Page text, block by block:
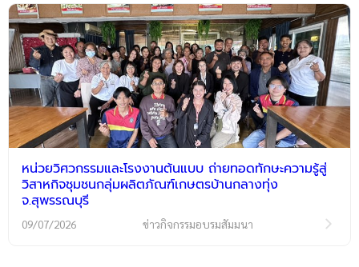
หน่วยวิศวกรรมและโรงงานต้นแบบ ถ่ายทอดทักษะความรู้สู่
วิสาหกิจชุมชนกลุ่มผลิตภัณฑ์เกษตรบ้านกลางทุ่ง
จ.สุพรรณบุรี
09/07/2026 ข่าวกิจกรรมอบรมสัมมนา